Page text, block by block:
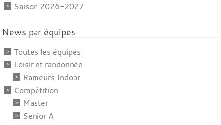
Saison 2026-2027
News par équipes
Toutes les équipes
Loisir et randonnée
Rameurs Indoor
Compétition
Master
Senior A